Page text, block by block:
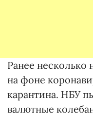
Ранее несколько
на фоне
карантина. НБУ
валютные